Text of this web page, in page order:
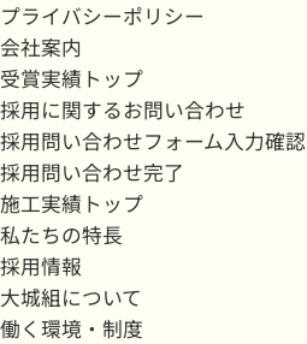
プライバシーポリシー
会社案内
受賞実績トップ
採用に関するお問い合わせ
採用問い合わせフォーム入力確認
採用問い合わせ完了
施工実績トップ
私たちの特長
採用情報
大城組について
働く環境・制度